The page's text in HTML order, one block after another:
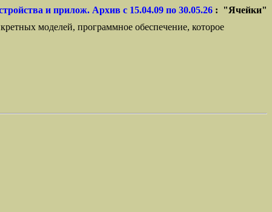
и прилож. Архив с 15.04.09 по 30.05.26 : "Ячейки"
моделей, программное обеспечение, которое